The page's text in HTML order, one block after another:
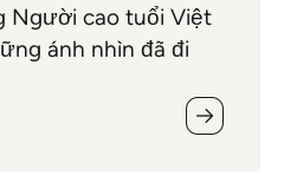
Người cao tuổi Việt
ánh nhìn đã đi